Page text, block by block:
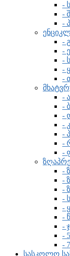
-
-
-
-
-
-
-
-
-
-
-
-
-
-
-
-
-
-
-
-
-
-
-
-
სასკოლო